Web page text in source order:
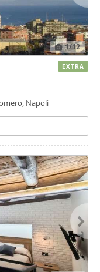
1/12
Napoli
EXTRA